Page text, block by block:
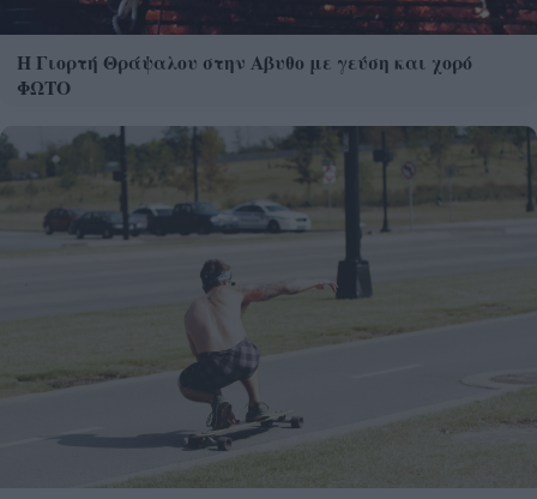
Η Γιορτή Θράψαλου στην Αβυθο με γεύση και χορό
ΦΩΤΟ